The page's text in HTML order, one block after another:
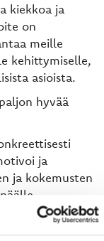
kiekkoa ja
on
meille
kehittymiselle,
asioista.
hyvää
ja
ja kokemusten
tuntuu ja
kun saan olla